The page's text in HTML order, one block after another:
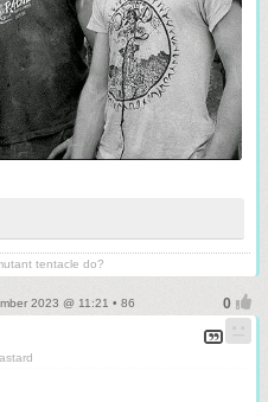
tentacle do?
2023 @ 11:21 • 86